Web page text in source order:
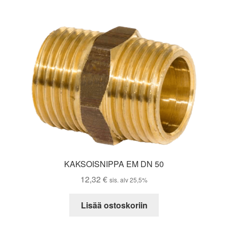
KAKSOISNIPPA EM DN 50
12,32 € sis. alv 25,5%
Lisää ostoskoriin